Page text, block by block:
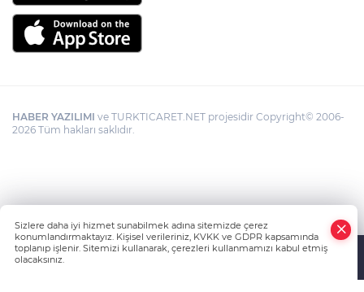
HABER YAZILIMI ve TURKTICARET.NET projesidir Copyright© 2006-
2026 Tüm hakları saklıdır.
Sizlere daha iyi hizmet sunabilmek adına sitemizde çerez
konumlandırmaktayız. Kişisel verileriniz, KVKK ve GDPR kapsamında
toplanıp işlenir. Sitemizi kullanarak, çerezleri kullanmamızı kabul etmiş
olacaksınız.